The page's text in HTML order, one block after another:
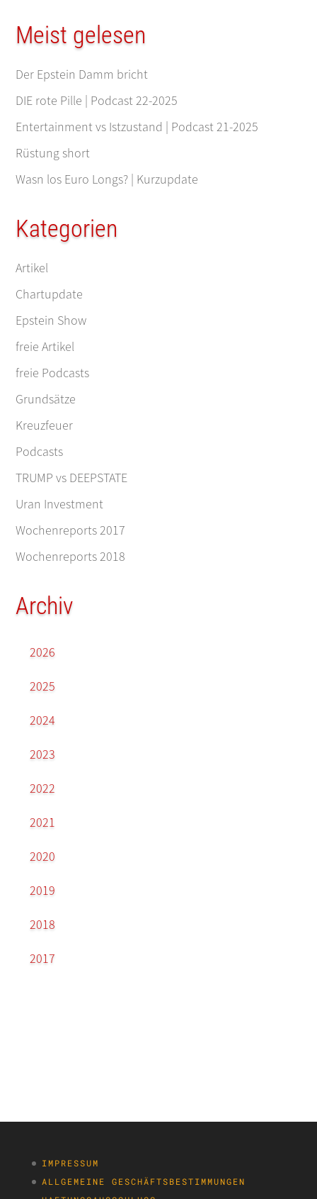
Meist gelesen
Der Epstein Damm bricht
DIE rote Pille | Podcast 22-2025
Entertainment vs Istzustand | Podcast 21-2025
Rüstung short
Wasn los Euro Longs? | Kurzupdate
Kategorien
Artikel
Chartupdate
Epstein Show
freie Artikel
freie Podcasts
Grundsätze
Kreuzfeuer
Podcasts
TRUMP vs DEEPSTATE
Uran Investment
Wochenreports 2017
Wochenreports 2018
Archiv
2026
2025
2024
2023
2022
2021
2020
2019
2018
2017
IMPRESSUM
ALLGEMEINE GESCHÄFTSBESTIMMUNGEN